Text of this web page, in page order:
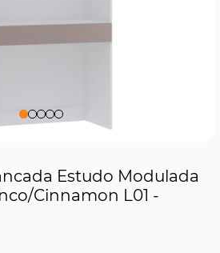
Estudo Modulada
Cinnamon L01 -